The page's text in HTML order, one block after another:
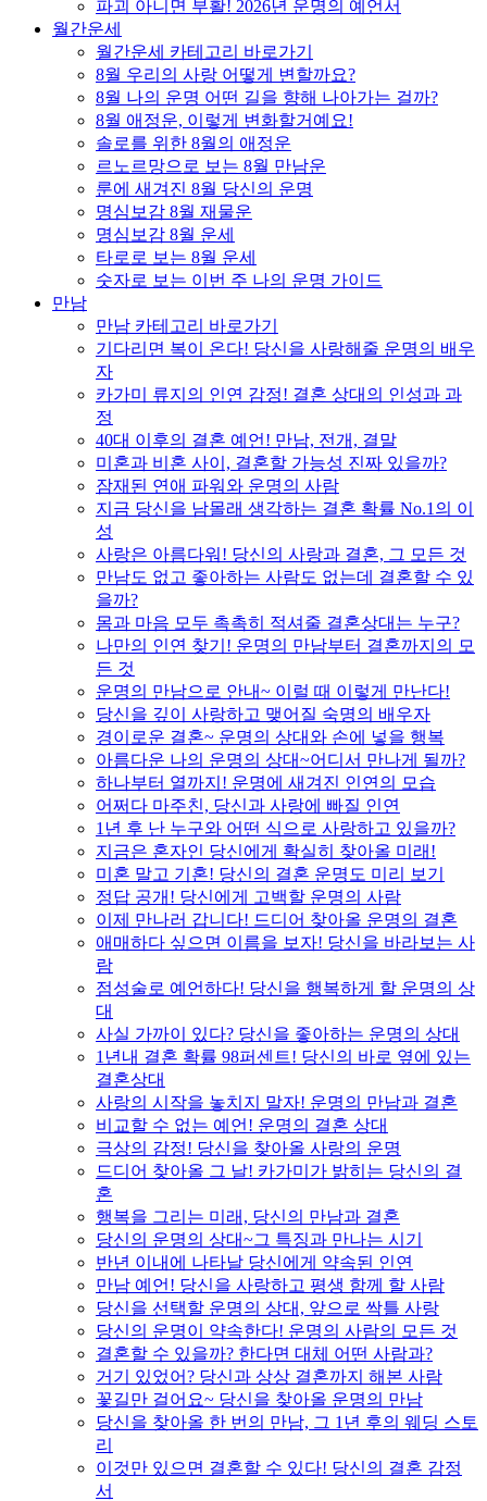
파괴 아니면 부활! 2026년 운명의 예언서
월간운세
월간운세 카테고리 바로가기
8월 우리의 사랑 어떻게 변할까요?
8월 나의 운명 어떤 길을 향해 나아가는 걸까?
8월 애정운, 이렇게 변화할거예요!
솔로를 위한 8월의 애정운
르노르망으로 보는 8월 만남운
룬에 새겨진 8월 당신의 운명
명심보감 8월 재물운
명심보감 8월 운세
타로로 보는 8월 운세
숫자로 보는 이번 주 나의 운명 가이드
만남
만남 카테고리 바로가기
기다리면 복이 온다! 당신을 사랑해줄 운명의 배우
자
카가미 류지의 인연 감정! 결혼 상대의 인성과 과
정
40대 이후의 결혼 예언! 만남, 전개, 결말
미혼과 비혼 사이, 결혼할 가능성 진짜 있을까?
잠재된 연애 파워와 운명의 사람
지금 당신을 남몰래 생각하는 결혼 확률 No.1의 이
성
사랑은 아름다워! 당신의 사랑과 결혼, 그 모든 것
만남도 없고 좋아하는 사람도 없는데 결혼할 수 있
을까?
몸과 마음 모두 촉촉히 적셔줄 결혼상대는 누구?
나만의 인연 찾기! 운명의 만남부터 결혼까지의 모
든 것
운명의 만남으로 안내~ 이럴 때 이렇게 만난다!
당신을 깊이 사랑하고 맺어질 숙명의 배우자
경이로운 결혼~ 운명의 상대와 손에 넣을 행복
아름다운 나의 운명의 상대~어디서 만나게 될까?
하나부터 열까지! 운명에 새겨진 인연의 모습
어쩌다 마주친, 당신과 사랑에 빠질 인연
1년 후 난 누구와 어떤 식으로 사랑하고 있을까?
지금은 혼자인 당신에게 확실히 찾아올 미래!
미혼 말고 기혼! 당신의 결혼 운명도 미리 보기
정답 공개! 당신에게 고백할 운명의 사람
이제 만나러 갑니다! 드디어 찾아올 운명의 결혼
애매하다 싶으면 이름을 보자! 당신을 바라보는 사
람
점성술로 예언하다! 당신을 행복하게 할 운명의 상
대
사실 가까이 있다? 당신을 좋아하는 운명의 상대
1년내 결혼 확률 98퍼센트! 당신의 바로 옆에 있는
결혼상대
사랑의 시작을 놓치지 말자! 운명의 만남과 결혼
비교할 수 없는 예언! 운명의 결혼 상대
극상의 감정! 당신을 찾아올 사랑의 운명
드디어 찾아올 그 날! 카가미가 밝히는 당신의 결
혼
행복을 그리는 미래, 당신의 만남과 결혼
당신의 운명의 상대~그 특징과 만나는 시기
반년 이내에 나타날 당신에게 약속된 인연
만남 예언! 당신을 사랑하고 평생 함께 할 사람
당신을 선택할 운명의 상대, 앞으로 싹틀 사랑
당신의 운명이 약속한다! 운명의 사람의 모든 것
결혼할 수 있을까? 한다면 대체 어떤 사람과?
거기 있었어? 당신과 상상 결혼까지 해본 사람
꽃길만 걸어요~ 당신을 찾아올 운명의 만남
당신을 찾아올 한 번의 만남, 그 1년 후의 웨딩 스토
리
이것만 있으면 결혼할 수 있다! 당신의 결혼 감정
서